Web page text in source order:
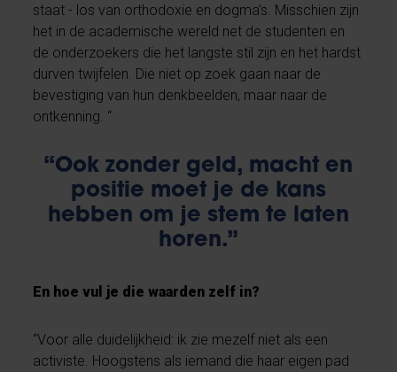
staat - los van orthodoxie en dogma’s. Misschien zijn
het in de academische wereld net de studenten en
de onderzoekers die het langste stil zijn en het hardst
durven twijfelen. Die niet op zoek gaan naar de
bevestiging van hun denkbeelden, maar naar de
ontkenning. “
“Ook zonder geld, macht en
positie moet je de kans
hebben om je stem te laten
horen.”
En hoe vul je die waarden zelf in?
“Voor alle duidelijkheid: ik zie mezelf niet als een
activiste. Hoogstens als iemand die haar eigen pad